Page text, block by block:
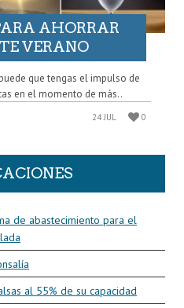
AHORRAR
VERANO
que tengas el impulso de
en el momento de más..
24 JUL 0
de abastecimiento para el
al 55% de su capacidad